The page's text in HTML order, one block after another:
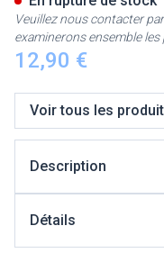
12,90 €
Veuillez nous contacter
examinerons ensemble les
Voir tous les
Description
Détails